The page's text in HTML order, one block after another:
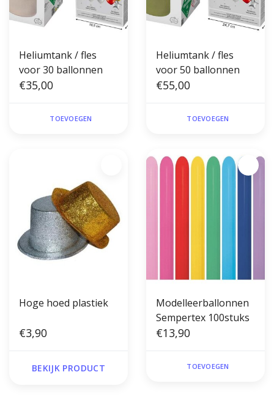
Heliumtank / fles
voor 30 ballonnen
€35,00
TOEVOEGEN
Heliumtank / fles
voor 50 ballonnen
€55,00
TOEVOEGEN
Hoge hoed plastiek
€3,90
BEKIJK PRODUCT
Modelleerballonnen
Sempertex 100stuks
€13,90
TOEVOEGEN